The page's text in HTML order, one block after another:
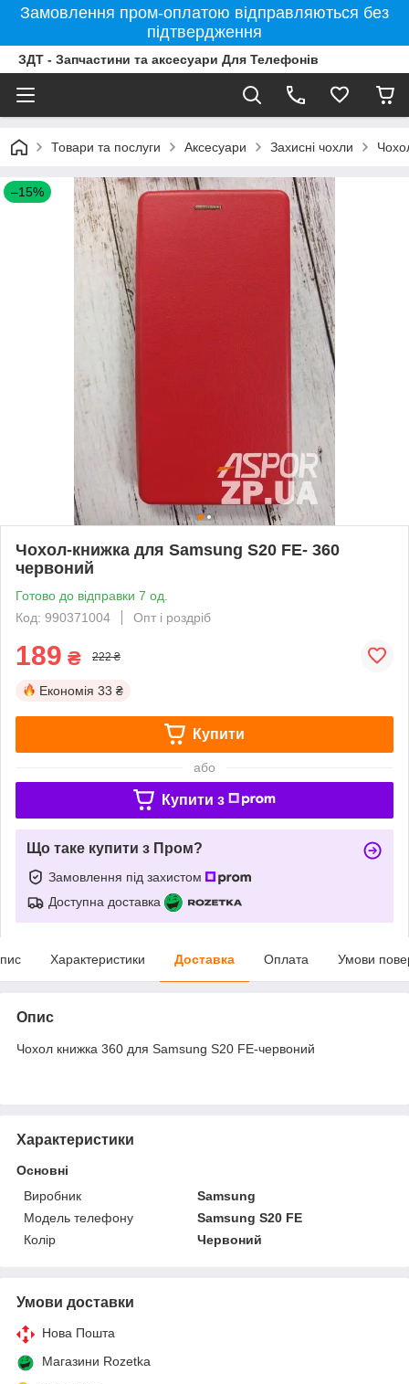
Замовлення пром-оплатою відправляються без
підтвердження
ЗДТ - Запчастини та аксесуари Для Телефонів
Товари та послуги Аксесуари Захисні чохли
–15%
Чохол-книжка для Samsung S20 FE- 360
червоний
Готово до відправки 7 од.
Код: 990371004
Опт і роздріб
189 ₴ 222 ₴
Економія 33 ₴
Купити
або
Купити з
Що таке купити з Пром?
Замовлення під захистом
Доступна доставка
Характеристики Доставка Оплата Умови
Опис
Чохол книжка 360 для Samsung S20 FE-червоний
Характеристики
Основні
Виробник
Samsung
Модель телефону
Samsung S20 FE
Колір
Червоний
Умови доставки
Нова Пошта
Магазини Rozetka